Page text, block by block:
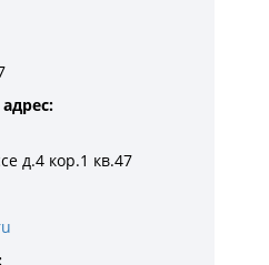
д.4 кор.1 кв.47